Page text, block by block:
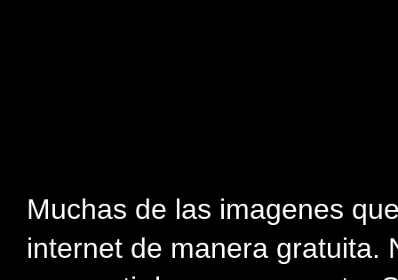
Muchas de las imagenes
internet de manera gratuita.